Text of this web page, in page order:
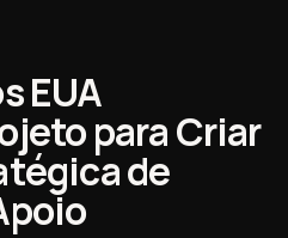
EUA
para Criar
de